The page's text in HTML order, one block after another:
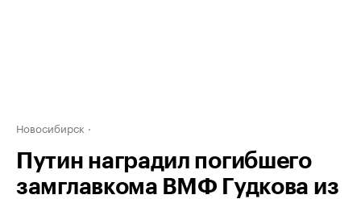
Новосибирск
Путин наградил погибшего
замглавкома ВМФ Гудкова из